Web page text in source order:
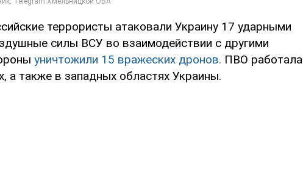
террористы атаковали Украину 17 ударными
силы ВСУ во взаимодействии с другими
уничтожили 15 вражеских дронов. ПВО работала
а также в западных областях Украины.